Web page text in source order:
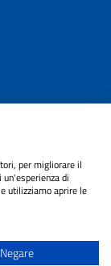
per migliorare il
di
utilizziamo aprire le
Negare